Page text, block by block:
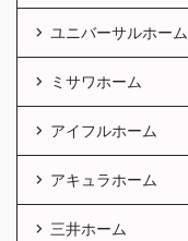
ユニバーサルホーム
ミサワホーム
アイフルホーム
アキュラホーム
三井ホーム